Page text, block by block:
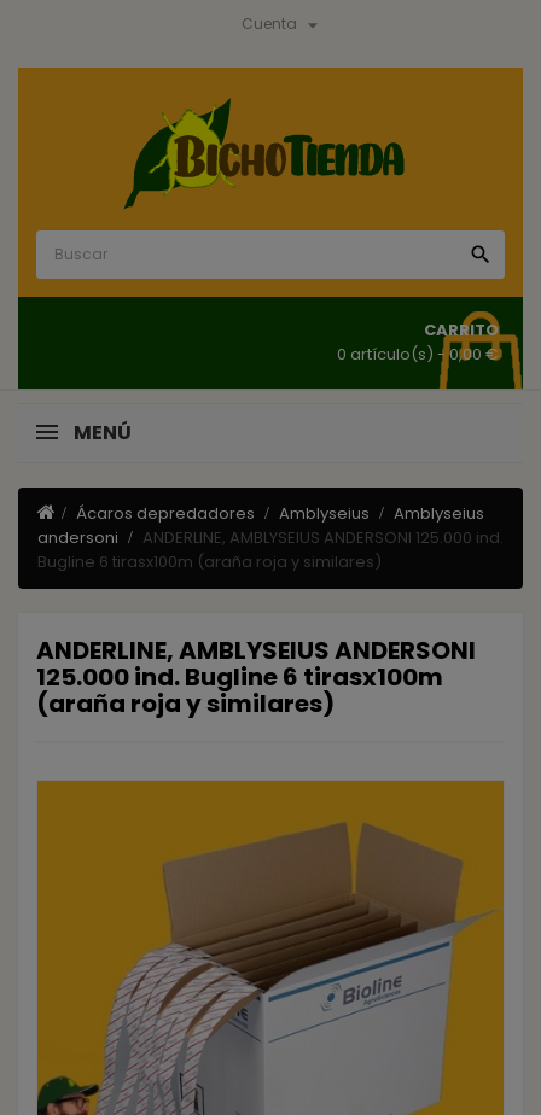
Cuenta 

CARRITO
0 artículo(s) - 0,00 €
MENÚ
Ácaros depredadores Amblyseius
Amblyseius
andersoni
ANDERLINE, AMBLYSEIUS ANDERSONI 125.000 ind.
Bugline 6 tirasx100m (araña roja y similares)
ANDERLINE, AMBLYSEIUS ANDERSONI
125.000 ind. Bugline 6 tirasx100m
(araña roja y similares)